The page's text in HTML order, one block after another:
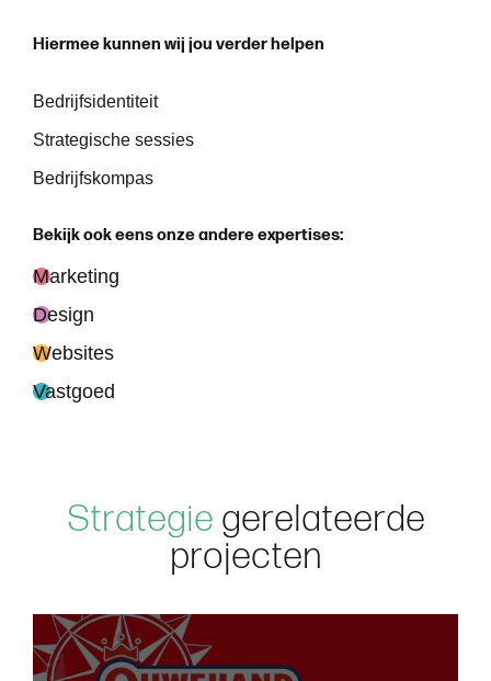
Hiermee kunnen wij jou verder he pen
Bedrijfsidentiteit
Strategische sessies
Bedrijfskompas
Bekijkookeensonzeandereexpertises:
Marketing
Design
Websites
Vastgoed
Strategie gerelateerde
projecten